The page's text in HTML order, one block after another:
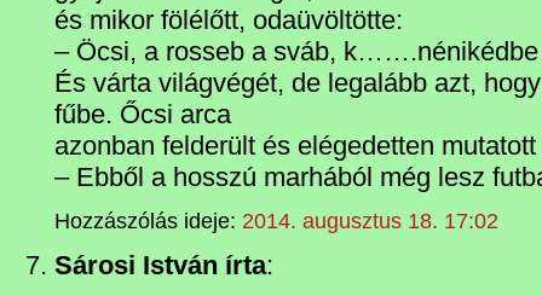
és mikor fölélőtt, odaüvöltötte:
– Öcsi, a rosseb a sváb,
És várta világvégét, de legalább azt,
fűbe. Őcsi arca
azonban felderült és elégedetten
– Ebből a hosszú marhából még lesz
Hozzászólás ideje: 2014. augusztus 18. 17:02
Sárosi István írta: